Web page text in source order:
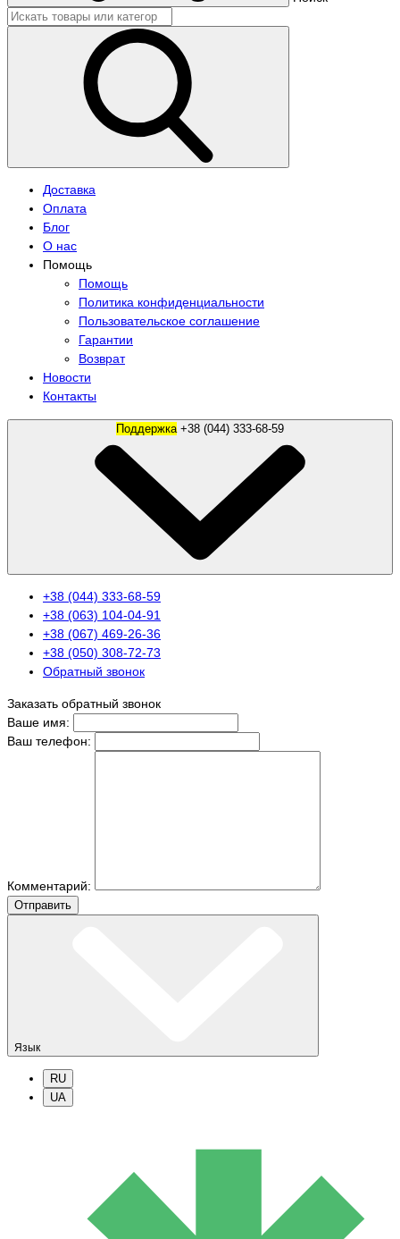
Доставка
Оплата
Блог
О нас
Помощь
Помощь
Политика конфиденциальности
Пользовательское соглашение
Гарантии
Возврат
Новости
Контакты
Поддержка
+38 (044) 333-68-59
+38 (063) 104-04-91
+38 (067) 469-26-36
+38 (050) 308-72-73
Обратный звонок
Заказать обратный звонок
Ваше имя:
Ваш телефон:
Комментарий:
Отправить
Язык
RU
UA